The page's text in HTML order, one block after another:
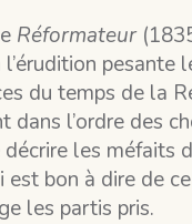
Réformateur
pesante
du temps de la
dans l’ordre des
décrire les méfaits
bon à dire de
les partis pris.